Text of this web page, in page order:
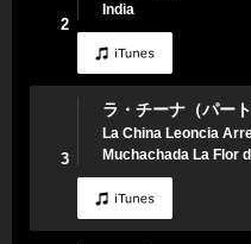
2
India
3
ラ・チーナ（パート
La China Leoncia
Muchachada La Flor